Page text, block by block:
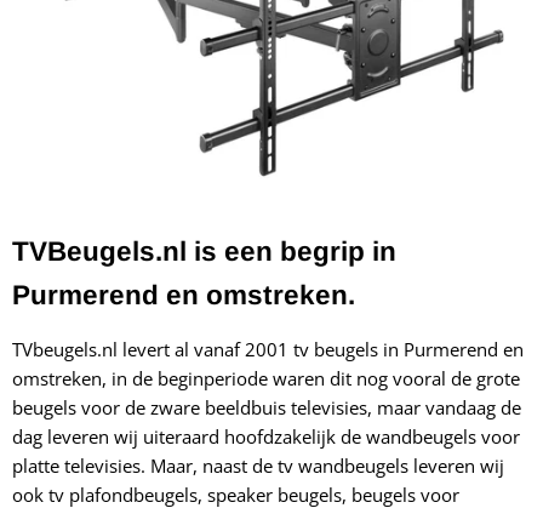
TVBeugels.nl is een begrip in
Purmerend en omstreken.
TVbeugels.nl levert al vanaf 2001 tv beugels in Purmerend en
omstreken, in de beginperiode waren dit nog vooral de grote
beugels voor de zware beeldbuis televisies, maar vandaag de
dag leveren wij uiteraard hoofdzakelijk de wandbeugels voor
platte televisies. Maar, naast de tv wandbeugels leveren wij
ook tv plafondbeugels, speaker beugels, beugels voor